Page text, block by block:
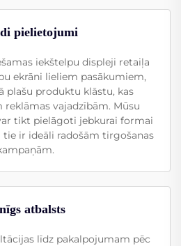
pielietojumi
iekštelpu displeji retaiļa
ekrāni lieliem pasākumiem,
plašu produktu klāstu, kas
reklāmas vajadzībām. Mūsu
tikt pielāgoti jebkurai formai
ir ideāli radošām tirgošanas
atbalsts
līdz pakalpojumam pēc